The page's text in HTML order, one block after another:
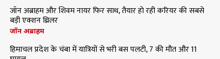
जॉन अब्राहम और शिवम नायर फिर साथ, तैयार हो रही करियर की सबसे
बड़ी एक्शन थ्रिलर
जॉन अब्राहम
हिमाचल प्रदेश के चंबा में यात्रियों से भरी बस पलटी, 7 की मौत और 11